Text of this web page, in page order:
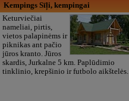
Kempings Sīļi, kempingai
Keturviečiai
nameliai, pirtis,
vietos palapinėms ir
piknikas ant pačio
jūros kranto. Jūros
skardis, Jurkalne 5 km. Paplūdimio
tinklinio, krepšinio ir futbolo aikštelės.